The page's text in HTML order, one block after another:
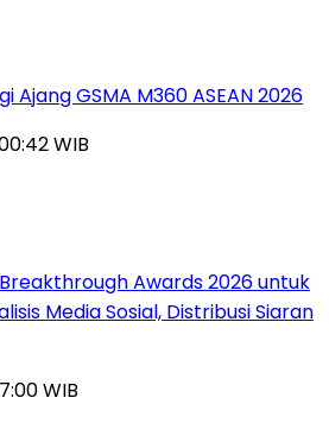
Ajang GSMA M360 ASEAN 2026
WIB
Awards 2026 untuk
Media Sosial, Distribusi Siaran
WIB